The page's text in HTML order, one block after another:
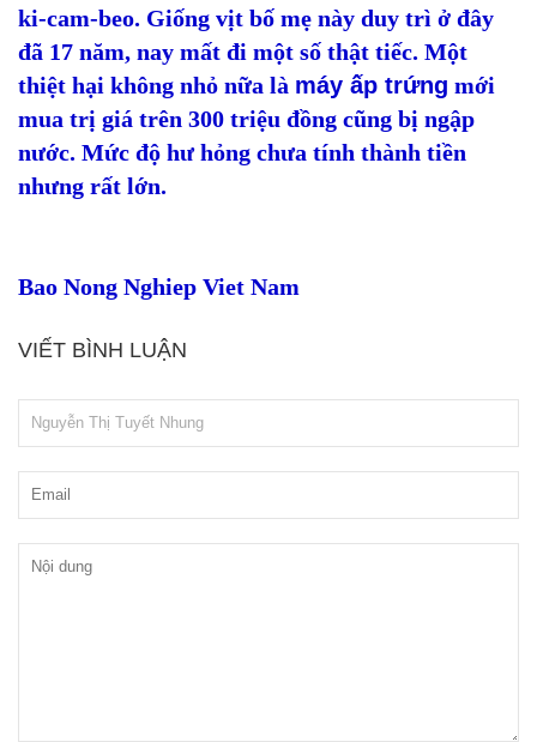
ki-cam-beo. Giống vịt bố mẹ này duy trì ở đây
đã 17 năm, nay mất đi một số thật tiếc. Một
thiệt hại không nhỏ nữa là máy ấp trứng mới
mua trị giá trên 300 triệu đồng cũng bị ngập
nước. Mức độ hư hỏng chưa tính thành tiền
nhưng rất lớn.
Bao Nong Nghiep Viet Nam
VIẾT BÌNH LUẬN